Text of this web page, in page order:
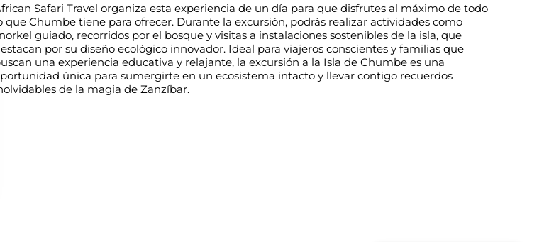
Safari Travel organiza esta experiencia de un día para que disfrutes al máximo de todo
que Chumbe tiene para ofrecer. Durante la excursión, podrás realizar actividades como
guiado, recorridos por el bosque y visitas a instalaciones sostenibles de la isla, que
por su diseño ecológico innovador. Ideal para viajeros conscientes y familias que
una experiencia educativa y relajante, la excursión a la Isla de Chumbe es una
única para sumergirte en un ecosistema intacto y llevar contigo recuerdos
de la magia de Zanzíbar.